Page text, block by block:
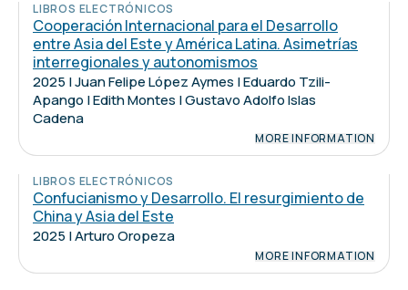
LIBROS ELECTRÓNICOS
Cooperación Internacional para el Desarrollo
entre Asia del Este y América Latina. Asimetrías
interregionales y autonomismos
2025 | Juan Felipe López Aymes | Eduardo Tzili-
Apango | Edith Montes | Gustavo Adolfo Islas
Cadena
MORE INFORMATION
LIBROS ELECTRÓNICOS
Confucianismo y Desarrollo. El resurgimiento de
China y Asia del Este
2025 | Arturo Oropeza
MORE INFORMATION